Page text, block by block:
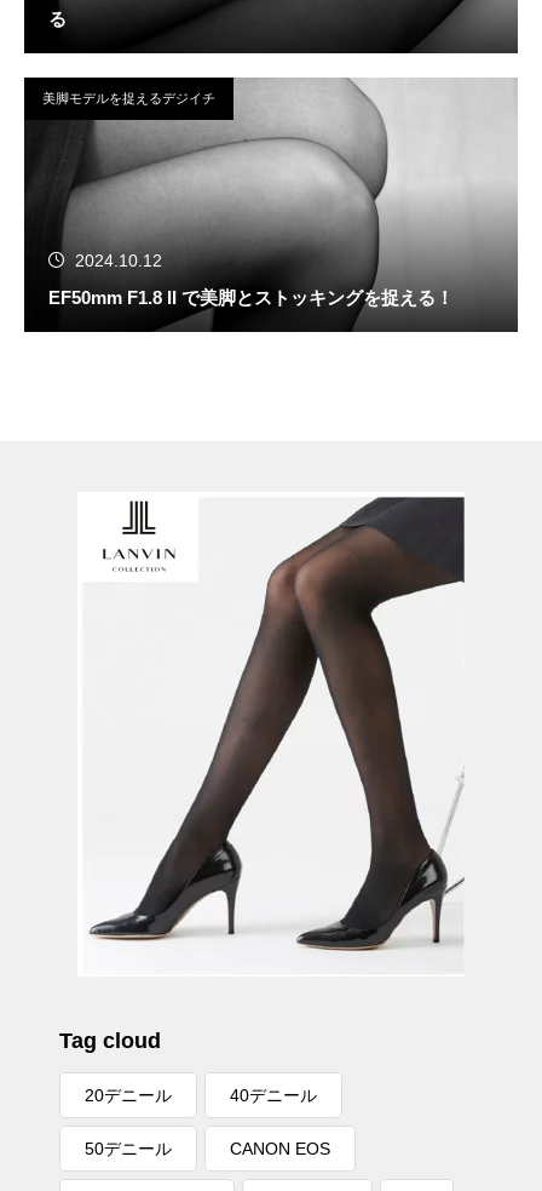
る
美脚モデルを捉えるデジイチ
2024.10.12
EF50mm F1.8 II で美脚とストッキングを捉える！
Tag cloud
20デニール 40デニール
50デニール CANON EOS